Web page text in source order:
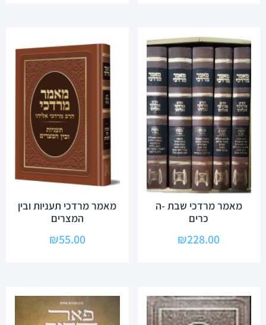
מאמר מרדכי שבת -ה
כרים
₪228.00
מאמר מרדכי תעניות ובין
המצרים
₪55.00